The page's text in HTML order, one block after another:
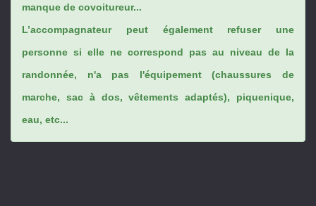
manque de covoitureur...
L’accompagnateur peut également refuser une
personne si elle ne correspond pas au niveau de la
randonnée, n'a pas l'équipement (chaussures de
marche, sac à dos, vêtements adaptés), piquenique,
eau, etc...